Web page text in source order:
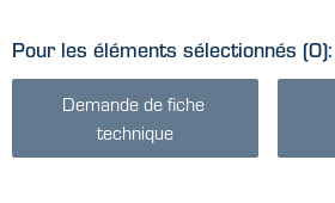
Pour les éléments sélectionnés (0):
Demande de fiche
technique